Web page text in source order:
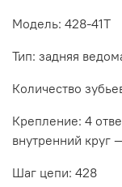
Модель: 428-41T
Тип: задняя
Количество
Крепление: 4
внутренний круг
Шаг цепи: 428